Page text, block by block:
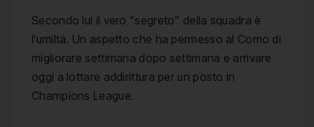
Secondo lui il vero “segreto” della squadra è
l’umiltà. Un aspetto che ha permesso al Como di
migliorare settimana dopo settimana e arrivare
oggi a lottare addirittura per un posto in
Champions League.